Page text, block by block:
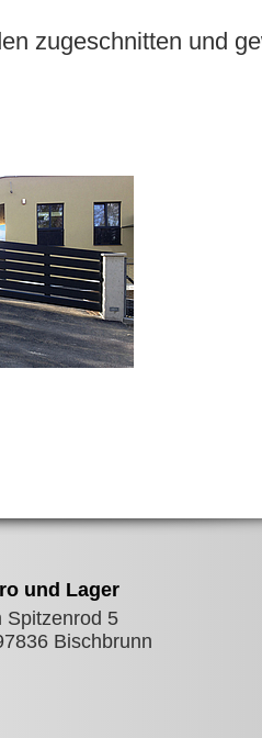
zugeschnitten und
und Lager
Spitzenrod 5
Bischbrunn